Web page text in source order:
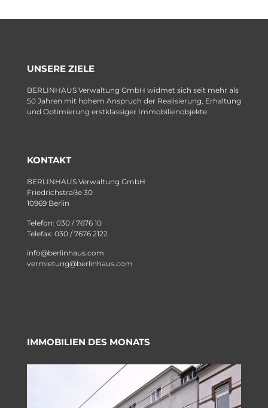
UNSERE ZIELE
BERLINHAUS Verwaltung GmbH widmet sich seit mehr als
50 Jahren mit hohem Anspruch der Realisierung, Erhaltung
und Optimierung erstklassiger Immobilienobjekte.
KONTAKT
BERLINHAUS Verwaltung GmbH
Friedrichstraße 30
10969 Berlin
Telefon: 030 / 7676 10
Telefax: 030 / 7676 2122
info@berlinhaus.com
vermietung@berlinhaus.com
IMMOBILIEN DES MONATS